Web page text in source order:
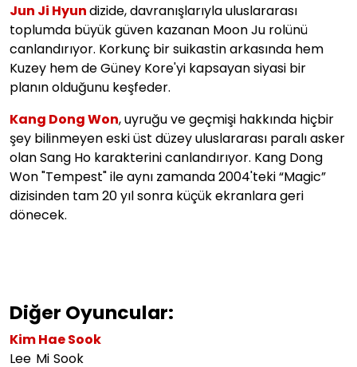
Jun Ji Hyundizide, davranışlarıyla uluslararası
toplumda büyük güven kazanan Moon Ju rolünü
canlandırıyor. Korkunç bir suikastin arkasında hem
Kuzey hem de Güney Kore'yi kapsayan siyasi bir
planın olduğunu keşfeder.
Kang Dong Won, uyruğu ve geçmişi hakkında hiçbir
şey bilinmeyen eski üst düzey uluslararası paralı asker
olan Sang Ho karakterini canlandırıyor. Kang Dong
Won "Tempest" ile aynı zamanda 2004'teki “Magic”
dizisinden tam 20 yıl sonra küçük ekranlara geri
dönecek.
Diğer Oyuncular:
Kim Hae Sook
Lee Mi Sook